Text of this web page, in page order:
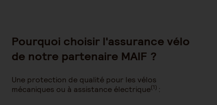
Pourquoi choisir l'assurance vélo
de notre partenaire MAIF ?
Une protection de qualité pour les vélos
mécaniques ou à assistance électrique(1) :